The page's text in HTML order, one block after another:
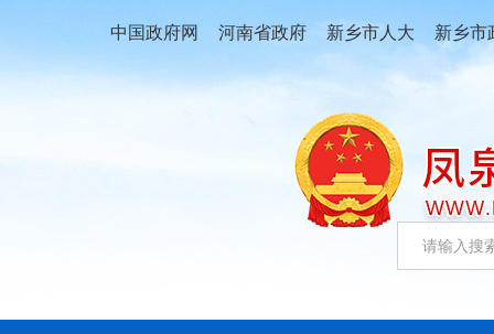
中国政府网 河南省政府 新乡市人大 新乡市